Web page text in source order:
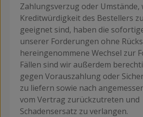
Zahlungsverzug oder Umstände,
Kreditwürdigkeit des Bestellers
geeignet sind, haben die
unserer Forderungen ohne
hereingenommene Wechsel zur
Fällen sind wir außerdem
gegen Vorauszahlung oder
zu liefern sowie nach
vom Vertrag zurückzutreten und
Schadensersatz zu verlangen.